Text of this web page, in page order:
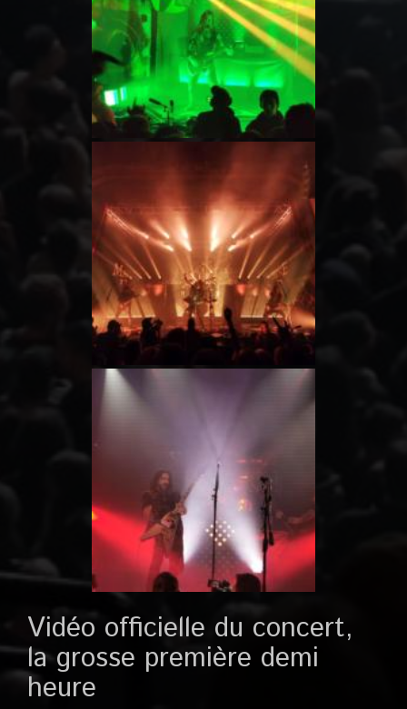
Vidéo officielle du concert,
la grosse première demi
heure